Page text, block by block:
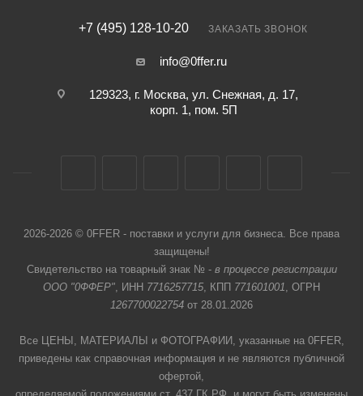
+7 (495) 128-10-20 ЗАКАЗАТЬ ЗВОНОК
info@0ffer.ru
129323, г. Москва, ул. Снежная, д. 17,
корп. 1, пом. 5П
2026-2026 © 0FFER - поставки и услуги для бизнеса. Все права
защищены!
Свидетельство на товарный знак № - в процессе регистрации
ООО "0ФФЕР", ИНН 7716257715, КПП 771601001, ОГРН
1267700022754 от 28.01.2026
Все ЦЕНЫ, МАТЕРИАЛЫ и ФОТОГРАФИИ, указанные на 0FFER,
приведены как справочная информация и не являются публичной
офертой,